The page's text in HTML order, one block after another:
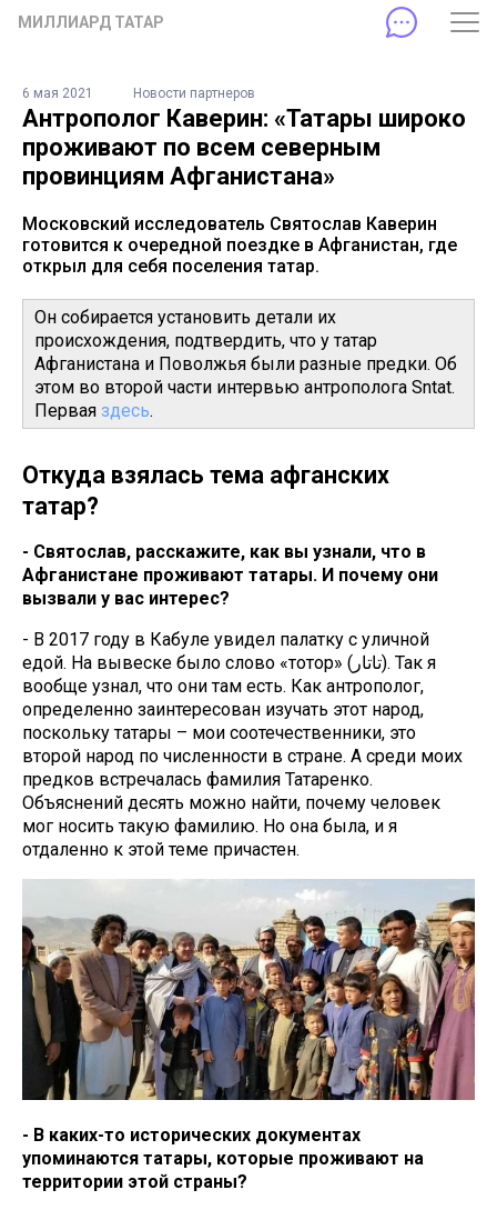
МИЛЛИАРД ТАТАР
6 мая 2021 Новости партнеров
Антрополог Каверин: «Татары широко
проживают по всем северным
провинциям Афганистана»
Московский исследователь Святослав Каверин
готовится к очередной поездке в Афганистан, где
открыл для себя поселения татар.
Он собирается установить детали их
происхождения, подтвердить, что у татар
Афганистана и Поволжья были разные предки. Об
этом во второй части интервью антрополога Sntat.
Первая здесь.
Откуда взялась тема афганских
татар?
- Святослав, расскажите, как вы узнали, что в
Афганистане проживают татары. И почему они
вызвали у вас интерес?
- В 2017 году в Кабуле увидел палатку с уличной
едой. На вывеске было слово «тотор» (تاتار). Так я
вообще узнал, что они там есть. Как антрополог,
определенно заинтересован изучать этот народ,
поскольку татары – мои соотечественники, это
второй народ по численности в стране. А среди моих
предков встречалась фамилия Татаренко.
Объяснений десять можно найти, почему человек
мог носить такую фамилию. Но она была, и я
отдаленно к этой теме причастен.
- В каких-то исторических документах
упоминаются татары, которые проживают на
территории этой страны?